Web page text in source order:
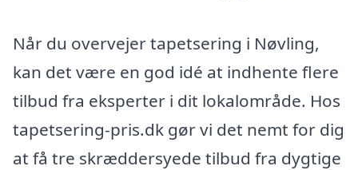
Når du overvejer tapetsering i Nøvling,
kan det være en god idé at indhente flere
tilbud fra eksperter i dit lokalområde. Hos
tapetsering-pris.dk gør vi det nemt for dig
at få tre skræddersyede tilbud fra dygtige